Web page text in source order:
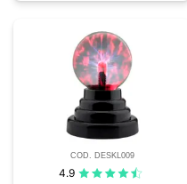
COD. DESKL009
4.9